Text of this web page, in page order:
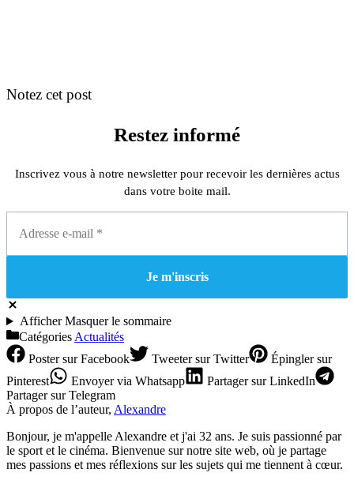
Notez cet post
Restez informé
Inscrivez vous à notre newsletter pour recevoir les dernières actus
dans votre boite mail.
AfficherMasquerle sommaire
Catégories Actualités
Postersur Facebook Tweetersur Twitter Épinglersur
Pinterest
Envoyervia Whatsapp Partagersur LinkedIn
Partagersur Telegram
À propos de l’auteur, Alexandre
Bonjour, je m'appelle Alexandre et j'ai 32 ans. Je suis passionné par
le sport et le cinéma. Bienvenue sur notre site web, où je partage
mes passions et mes réflexions sur les sujets qui me tiennent à cœur.